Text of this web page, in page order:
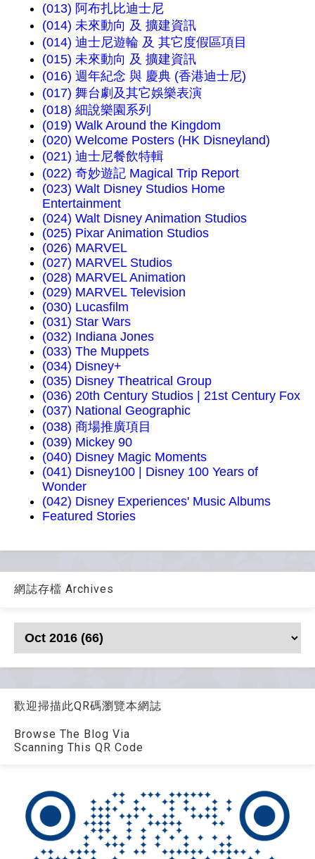
(013) 阿布扎比迪士尼
(014) 未來動向 及 擴建資訊
(014) 迪士尼遊輪 及 其它度假區項目
(015) 未來動向 及 擴建資訊
(016) 週年紀念 與 慶典 (香港迪士尼)
(017) 舞台劇及其它娛樂表演
(018) 細說樂園系列
(019) Walk Around the Kingdom
(020) Welcome Posters (HK Disneyland)
(021) 迪士尼餐飲特輯
(022) 奇妙遊記 Magical Trip Report
(023) Walt Disney Studios Home
Entertainment
(024) Walt Disney Animation Studios
(025) Pixar Animation Studios
(026) MARVEL
(027) MARVEL Studios
(028) MARVEL Animation
(029) MARVEL Television
(030) Lucasfilm
(031) Star Wars
(032) Indiana Jones
(033) The Muppets
(034) Disney+
(035) Disney Theatrical Group
(036) 20th Century Studios | 21st Century Fox
(037) National Geographic
(038) 商場推廣項目
(039) Mickey 90
(040) Disney Magic Moments
(041) Disney100 | Disney 100 Years of
Wonder
(042) Disney Experiences' Music Albums
Featured Stories
網誌存檔 Archives
歡迎掃描此QR碼瀏覽本網誌
Browse The Blog Via
Scanning This QR Code